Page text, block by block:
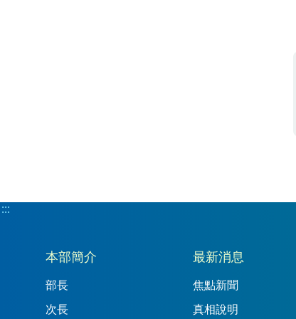
:::
:::
本部簡介
部長
次長
最新消息
焦點新聞
真相說明